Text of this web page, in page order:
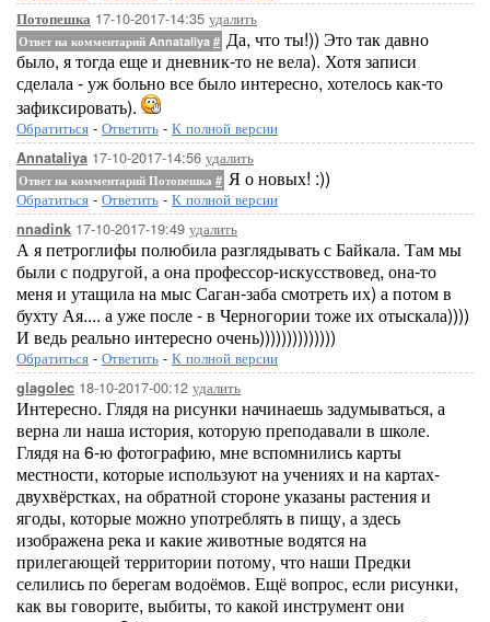
Потопешка 17-10-2017-14:35 удалить
Ответ на комментарий Annataliya # Да, что ты!)) Это так давно
было, я тогда еще и дневник-то не вела). Хотя записи
сделала - уж больно все было интересно, хотелось как-то
зафиксировать).
Обратиться - Ответить - К полной версии
Annataliya 17-10-2017-14:56 удалить
Ответ на комментарий Потопешка # Я о новых! :))
Обратиться - Ответить - К полной версии
nnadink 17-10-2017-19:49 удалить
А я петроглифы полюбила разглядывать с Байкала. Там мы
были с подругой, а она профессор-искусствовед, она-то
меня и утащила на мыс Саган-заба смотреть их) а потом в
бухту Ая.... а уже после - в Черногории тоже их отыскала))))
И ведь реально интересно очень))))))))))))))
Обратиться - Ответить - К полной версии
glagolec 18-10-2017-00:12 удалить
Интересно. Глядя на рисунки начинаешь задумываться, а
верна ли наша история, которую преподавали в школе.
Глядя на 6-ю фотографию, мне вспомнились карты
местности, которые используют на учениях и на картах-
двухвёрстках, на обратной стороне указаны растения и
ягоды, которые можно употреблять в пищу, а здесь
изображена река и какие животные водятся на
прилегающей территории потому, что наши Предки
селились по берегам водоёмов. Ещё вопрос, если рисунки,
как вы говорите, выбиты, то какой инструмент они